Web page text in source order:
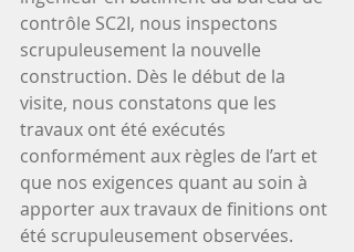
contrôle SC2I, nous inspectons
scrupuleusement la nouvelle
construction. Dès le début de la
visite, nous constatons que les
travaux ont été exécutés
conformément aux règles de l’art et
que nos exigences quant au soin à
apporter aux travaux de finitions ont
été scrupuleusement observées.